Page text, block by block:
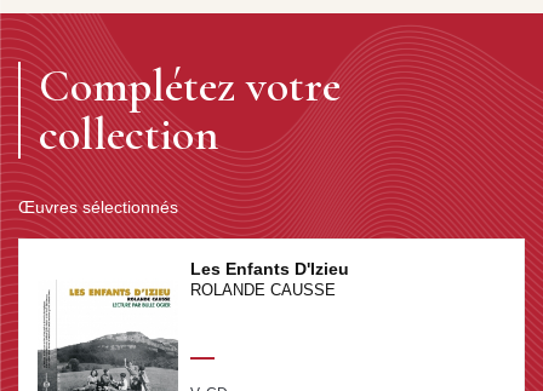
Complétez votre
collection
Œuvres sélectionnés
Les Enfants D'Izieu
ROLANDE CAUSSE